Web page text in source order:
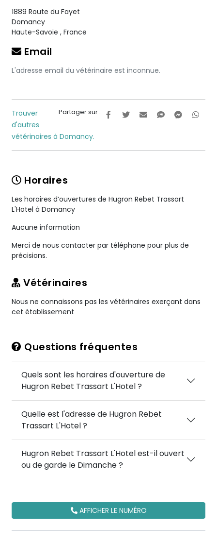
1889 Route du Fayet
Domancy
Haute-Savoie , France
Email
L'adresse email du vétérinaire est inconnue.
Partager sur :
Trouver
d'autres
vétérinaires à Domancy.
Horaires
Les horaires d’ouvertures de Hugron Rebet Trassart
L'Hotel à Domancy
Aucune information
Merci de nous contacter par téléphone pour plus de
précisions.
Vétérinaires
Nous ne connaissons pas les vétérinaires exerçant dans
cet établissement
Questions fréquentes
Quels sont les horaires d'ouverture de
Hugron Rebet Trassart L'Hotel ?
Quelle est l'adresse de Hugron Rebet
Trassart L'Hotel ?
Hugron Rebet Trassart L'Hotel est-il ouvert
ou de garde le Dimanche ?
AFFICHER LE NUMÉRO